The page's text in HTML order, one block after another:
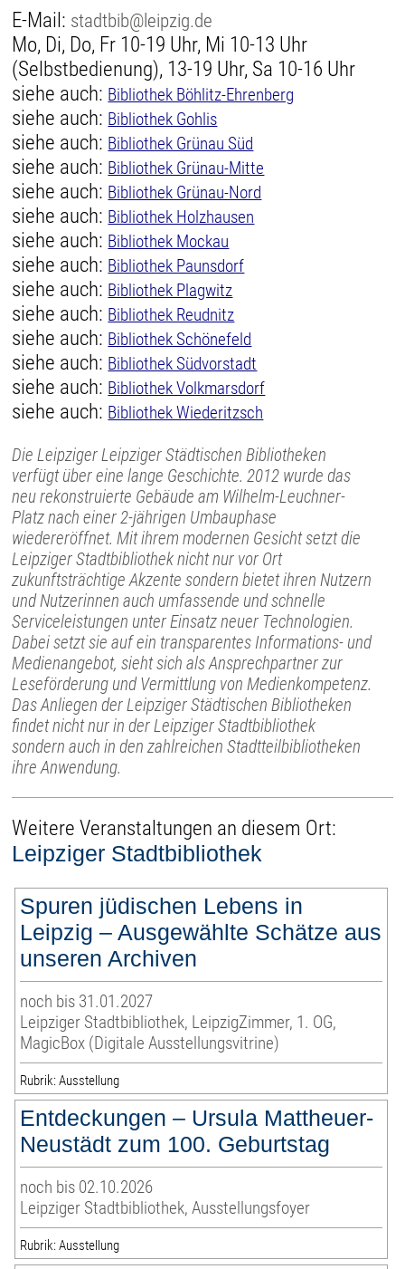
E-Mail: stadtbib@leipzig.de
Mo, Di, Do, Fr 10-19 Uhr, Mi 10-13 Uhr
(Selbstbedienung), 13-19 Uhr, Sa 10-16 Uhr
siehe auch: Bibliothek Böhlitz-Ehrenberg
siehe auch: Bibliothek Gohlis
siehe auch: Bibliothek Grünau Süd
siehe auch: Bibliothek Grünau-Mitte
siehe auch: Bibliothek Grünau-Nord
siehe auch: Bibliothek Holzhausen
siehe auch: Bibliothek Mockau
siehe auch: Bibliothek Paunsdorf
siehe auch: Bibliothek Plagwitz
siehe auch: Bibliothek Reudnitz
siehe auch: Bibliothek Schönefeld
siehe auch: Bibliothek Südvorstadt
siehe auch: Bibliothek Volkmarsdorf
siehe auch: Bibliothek Wiederitzsch
Die Leipziger Leipziger Städtischen Bibliotheken
verfügt über eine lange Geschichte. 2012 wurde das
neu rekonstruierte Gebäude am Wilhelm-Leuchner-
Platz nach einer 2-jährigen Umbauphase
wiedereröffnet. Mit ihrem modernen Gesicht setzt die
Leipziger Stadtbibliothek nicht nur vor Ort
zukunftsträchtige Akzente sondern bietet ihren Nutzern
und Nutzerinnen auch umfassende und schnelle
Serviceleistungen unter Einsatz neuer Technologien.
Dabei setzt sie auf ein transparentes Informations- und
Medienangebot, sieht sich als Ansprechpartner zur
Leseförderung und Vermittlung von Medienkompetenz.
Das Anliegen der Leipziger Städtischen Bibliotheken
findet nicht nur in der Leipziger Stadtbibliothek
sondern auch in den zahlreichen Stadtteilbibliotheken
ihre Anwendung.
Weitere Veranstaltungen an diesem Ort:
Leipziger Stadtbibliothek
Spuren jüdischen Lebens in
Leipzig – Ausgewählte Schätze aus
unseren Archiven
noch bis 31.01.2027
Leipziger Stadtbibliothek, LeipzigZimmer, 1. OG,
MagicBox (Digitale Ausstellungsvitrine)
Rubrik: Ausstellung
Entdeckungen – Ursula Mattheuer-
Neustädt zum 100. Geburtstag
noch bis 02.10.2026
Leipziger Stadtbibliothek, Ausstellungsfoyer
Rubrik: Ausstellung